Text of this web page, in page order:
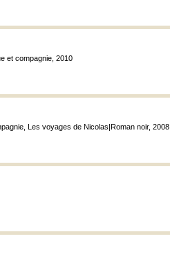
et compagnie, 2010
Les voyages de Nicolas|Roman noir, 2008